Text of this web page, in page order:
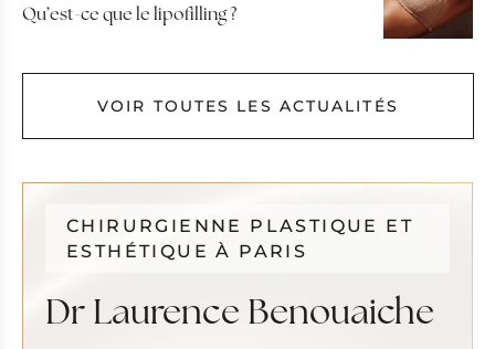
Qu’est-ce que le lipofilling ?
VOIR TOUTES LES ACTUALITÉS
CHIRURGIENNE PLASTIQUE ET
ESTHÉTIQUE À PARIS
Dr Laurence Benouaiche